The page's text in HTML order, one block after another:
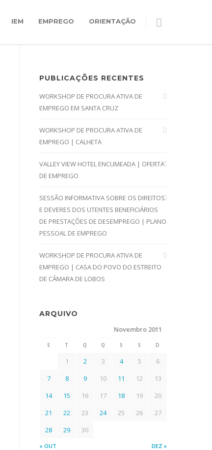
IEM EMPREGO ORIENTAÇÃO
PUBLICAÇÕES RECENTES
WORKSHOP DE PROCURA ATIVA DE
EMPREGO EM SANTA CRUZ
WORKSHOP DE PROCURA ATIVA DE
EMPREGO | CALHETA
VALLEY VIEW HOTEL ENCUMEADA | OFERTA
DE EMPREGO
SESSÃO INFORMATIVA SOBRE OS DIREITOS
E DEVERES DOS UTENTES BENEFICIÁRIOS
DE PRESTAÇÕES DE DESEMPREGO | PLANO
PESSOAL DE EMPREGO
WORKSHOP DE PROCURA ATIVA DE
EMPREGO | CASA DO POVO DO ESTREITO
DE CÂMARA DE LOBOS
ARQUIVO
Novembro 2011
S T Q Q S S D
« OUT DEZ »
1 2 3 4 5
6
7
8 9 10 11 12
13
14
15 16 17 18 19
20
21
22 23 24 25 26
27
28
29 30